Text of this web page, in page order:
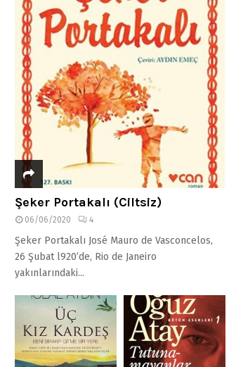
Şeker Portakalı (Ciltsiz)
06/06/2020 4
Şeker Portakalı José Mauro de Vasconcelos,
26 Şubat l920’de, Rio de Janeiro
yakınlarındaki...